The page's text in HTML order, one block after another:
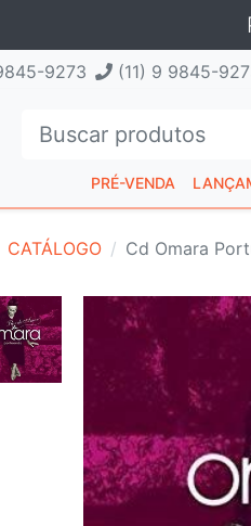
9273 (11) 9 9845-
PRÉ-VENDA
CATÁLOGO Cd Omara